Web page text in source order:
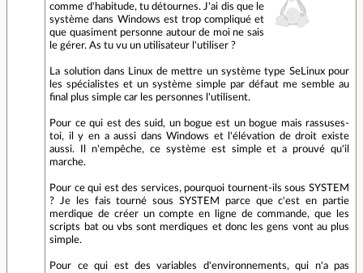
comme d'habitude, tu détournes. J'ai dis que le
système dans Windows est trop compliqué et
que quasiment personne autour de moi ne sais
le gérer. As tu vu un utilisateur l'utiliser ?
La solution dans Linux de mettre un système type SeLinux pour
les spécialistes et un système simple par défaut me semble au
final plus simple car les personnes l'utilisent.
Pour ce qui est des suid, un bogue est un bogue mais rassuses-
toi, il y en a aussi dans Windows et l'élévation de droit existe
aussi. Il n'empêche, ce système est simple et a prouvé qu'il
marche.
Pour ce qui est des services, pourquoi tournent-ils sous SYSTEM
? Je les fais tourné sous SYSTEM parce que c'est en partie
merdique de créer un compte en ligne de commande, que les
scripts bat ou vbs sont merdiques et donc les gens vont au plus
simple.
Pour ce qui est des variables d'environnements, qui n'a pas